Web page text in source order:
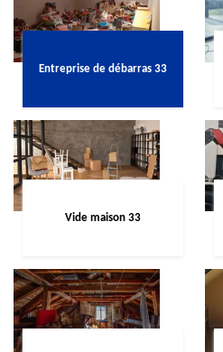
Entreprise de débarras 33
Vide maison 33